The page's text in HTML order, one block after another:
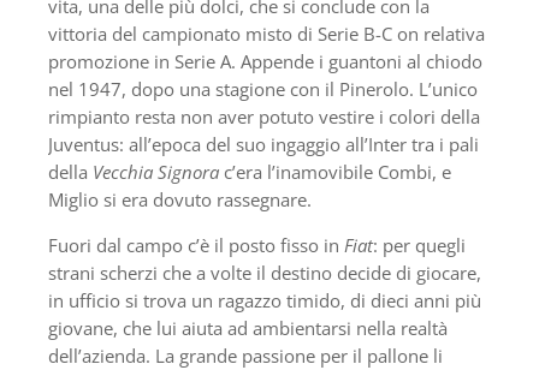
vita, una delle più dolci, che si conclude con la
vittoria del campiona­to misto di Serie B-C on relativa
promozione in Serie A. Appende i guantoni al chiodo
nel 1947, dopo una stagione con il Pinerolo. L’unico
rimpianto resta non aver potuto vestire i colori della
Juventus: all’epoca del suo ingaggio all’Inter tra i pali
della Vecchia Signora c’era l’inamovibile Combi, e
Miglio si era dovuto rassegnare.
Fuori dal campo c’è il posto fisso in Fiat: per quegli
strani scherzi che a volte il destino decide di giocare,
in ufficio si trova un ragazzo timido, di dieci anni più
giovane, che lui aiuta ad ambientarsi nella realtà
dell’azienda. La grande passione per il pallone li